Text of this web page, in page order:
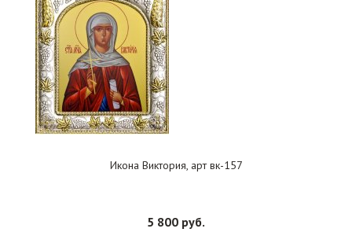
Икона Виктория, арт вк-157
5 800 руб.